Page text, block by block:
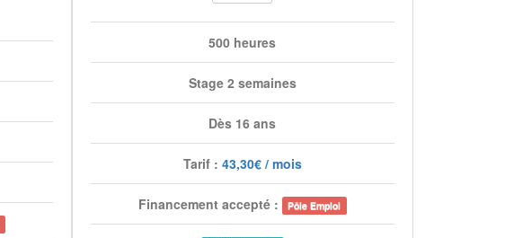
500 heures
Stage 2 semaines
Dès 16 ans
Tarif : 43,30€ / mois
Financement accepté : Pôle Emploi